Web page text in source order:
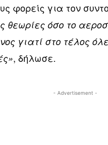
φορείς για τον
θεωρίες όσο το
γιατί στο τέλος
, δήλωσε.
- Advertisement -